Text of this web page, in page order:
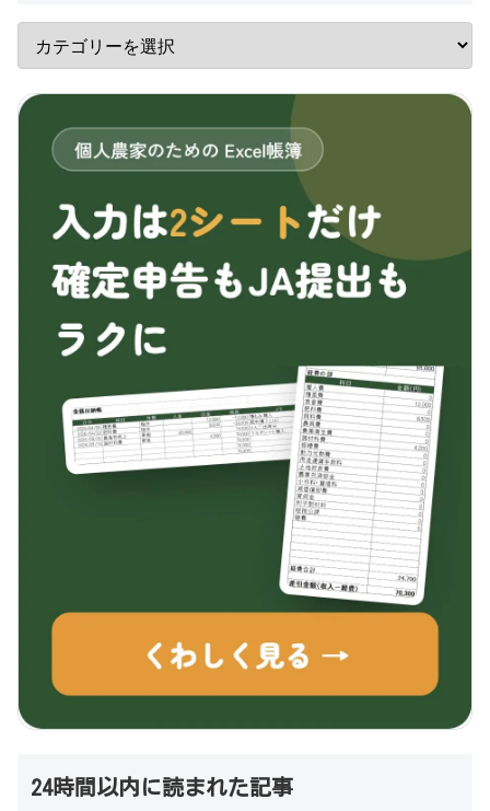
24時間以内に読まれた記事